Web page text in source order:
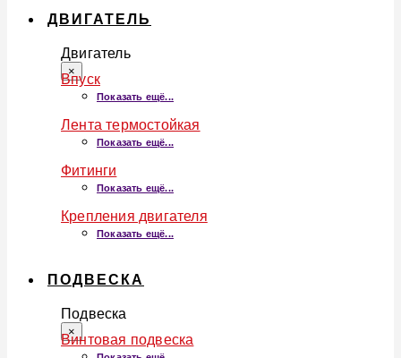
ДВИГАТЕЛЬ
Двигатель
×
Впуск
Показать ещё...
Лента термостойкая
Показать ещё...
Фитинги
Показать ещё...
Крепления двигателя
Показать ещё...
ПОДВЕСКА
Подвеска
×
Винтовая подвеска